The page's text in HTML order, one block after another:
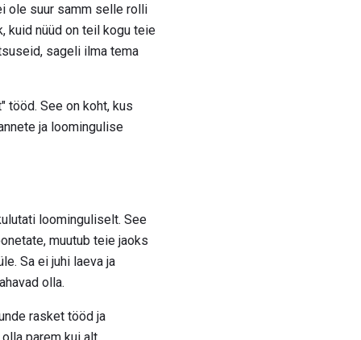
ole suur samm selle rolli
kuid nüüd on teil kogu teie
sageli ilma tema
tööd. See on koht, kus
ja loomingulise
loominguliselt. See
muutub teie jaoks
Sa ei juhi laeva ja
olla.
rasket tööd ja